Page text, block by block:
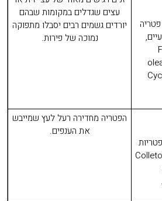
עצים שגדלים במקומות שבהם
יורדים גשמים רבים יסבלו מתפוקה
נמוכה של פירות.
.
הפטריה מחדירה רעל לעץ שמייבש
את הענפים.